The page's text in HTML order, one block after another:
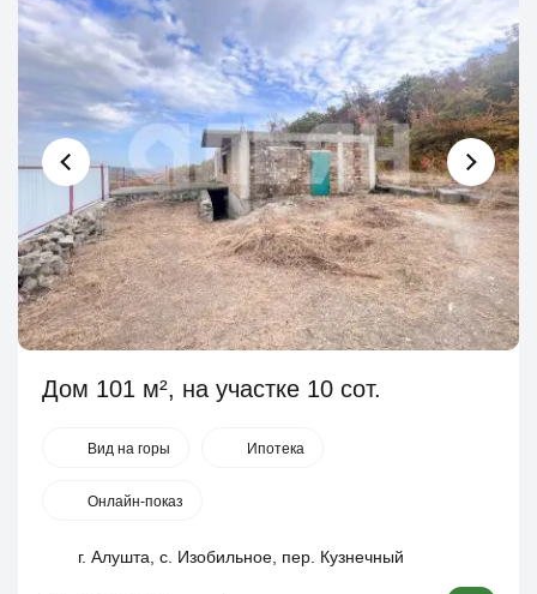
Дом 101 м², на участке 10 сот.
Вид на горы Ипотека
Онлайн-показ
г. Алушта, с. Изобильное, пер. Кузнечный